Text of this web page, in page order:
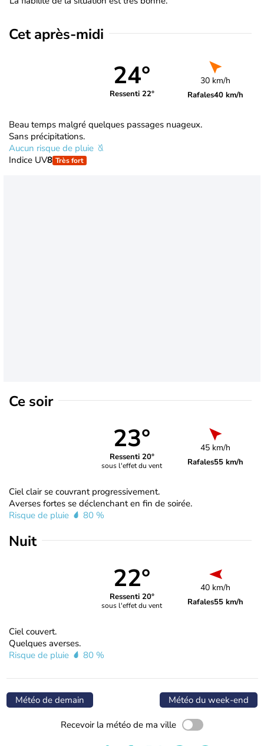
Cet après-midi
24°
Ressenti 22°
30 km/h
Rafales40 km/h
Beau temps malgré quelques passages nuageux.
Sans précipitations.
Aucun risque de pluie
Indice UV8 Très fort
Ce soir
23°
Ressenti 20°
sous l'effet du vent
45 km/h
Rafales55 km/h
Ciel clair se couvrant progressivement.
Averses fortes se déclenchant en fin de soirée.
Risque de pluie
80 %
Nuit
22°
Ressenti 20°
sous l'effet du vent
40 km/h
Rafales55 km/h
Ciel couvert.
Quelques averses.
Risque de pluie
80 %
Météo de demain Météo du week-end
Recevoir la météo de ma ville